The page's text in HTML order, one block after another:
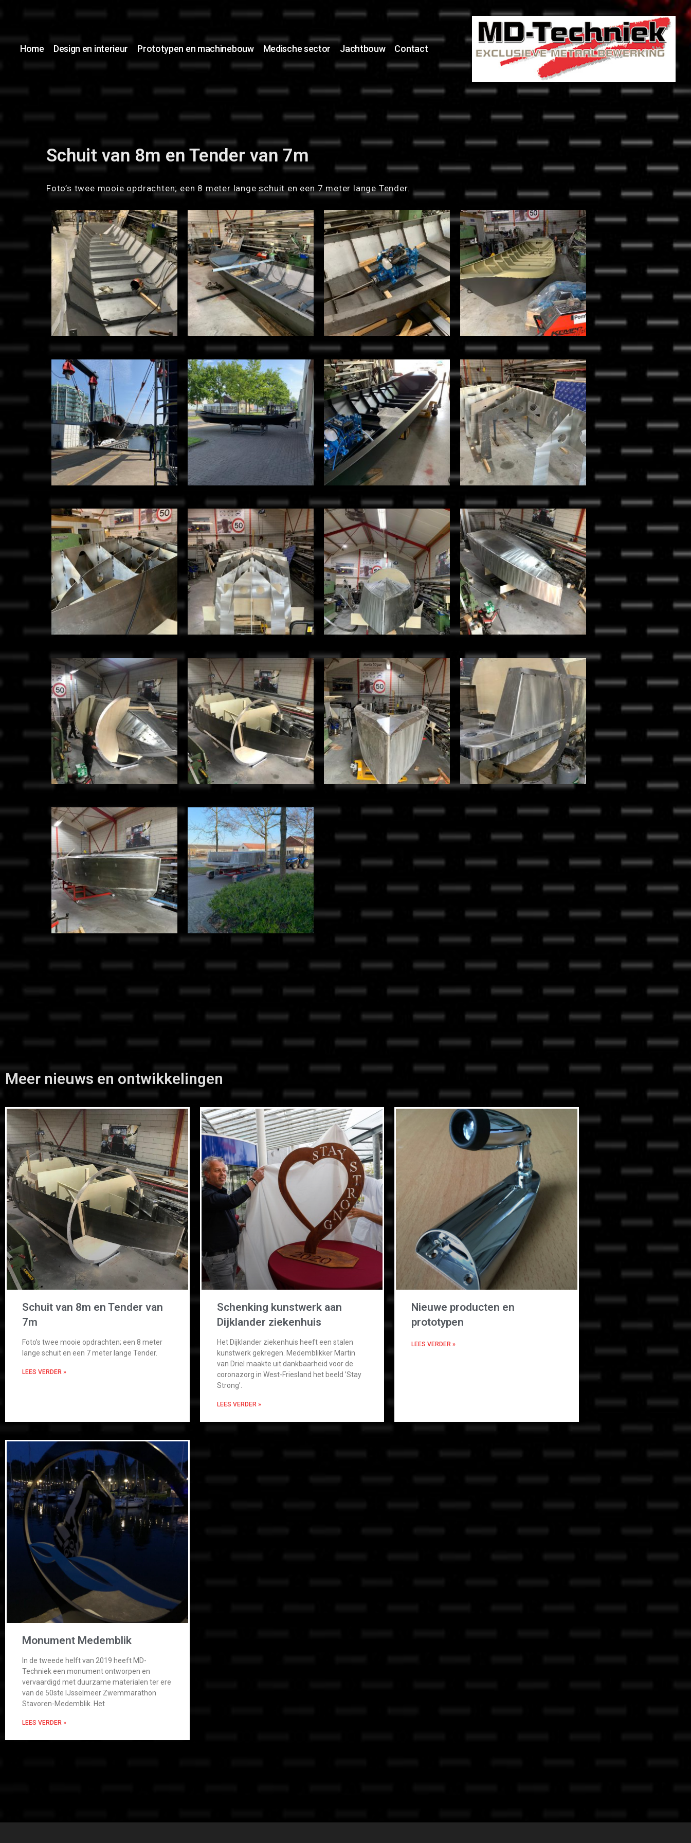
Home Design en interieur Prototypen en machinebouw Medische sector Jachtbouw Contact
Schuit van 8m en Tender van 7m
Foto’s twee mooie opdrachten; een 8 meter lange schuit en een 7 meter lange Tender.
Meer nieuws en ontwikkelingen
Schuit van 8m en Tender van
7m
Foto’s twee mooie opdrachten; een 8 meter
lange schuit en een 7 meter lange Tender.
LEES VERDER »
Schenking kunstwerk aan
Dijklander ziekenhuis
Het Dijklander ziekenhuis heeft een stalen
kunstwerk gekregen. Medemblikker Martin
van Driel maakte uit dankbaarheid voor de
coronazorg in West-Friesland het beeld ’Stay
Strong’.
LEES VERDER »
Nieuwe producten en
prototypen
LEES VERDER »
Monument Medemblik
In de tweede helft van 2019 heeft MD-
Techniek een monument ontworpen en
vervaardigd met duurzame materialen ter ere
van de 50ste IJsselmeer Zwemmarathon
Stavoren-Medemblik. Het
LEES VERDER »